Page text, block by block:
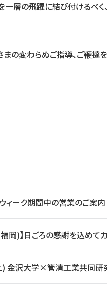
一層の飛躍に結び付けるべく
の変わらぬご指導、ご鞭撻
ィーク期間中の営業のご案内
岡)】日ごろの感謝を込めて
金沢大学×管清工業共同研